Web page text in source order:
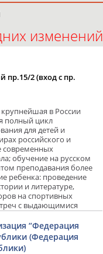
изменений
пр.15/2 (вход с пр.
в России
полный цикл
для детей и
российского и
современных
обучение на русском
преподавания более
ребенка: проведение
и литературе,
на спортивных
с выдающимися
онлайн обучение в
круглые столы
фестивалей;
“Федерация
(Федерация